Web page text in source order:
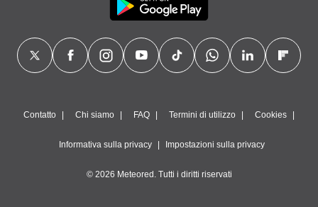
Contatto Chi siamo FAQ Termini di utilizzo Cookies
Informativa sulla privacy Impostazioni sulla privacy
© 2026 Meteored. Tutti i diritti riservati